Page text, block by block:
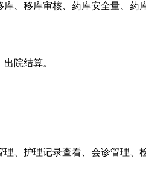
、移库审核、药库安全量、
院结算。
、护理记录查看、会诊管理、